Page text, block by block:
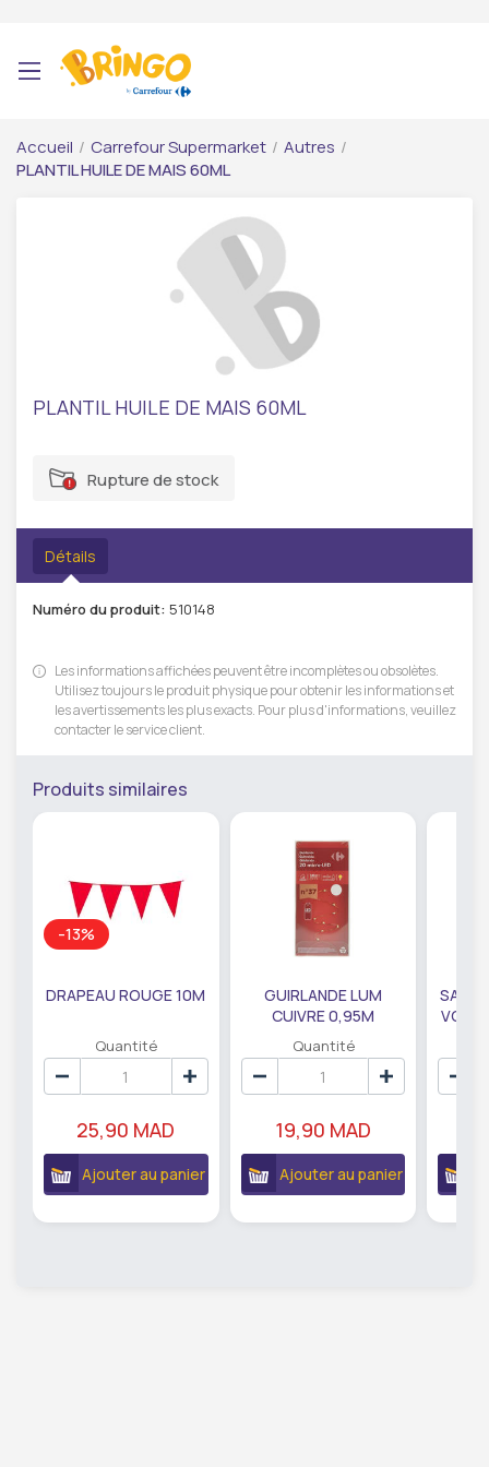
Accueil / Carrefour Supermarket / Autres /
PLANTIL HUILE DE MAIS 60ML
PLANTIL HUILE DE MAIS 60ML
Rupture de stock
Détails
Numéro du produit: 510148
Les informations affichées peuvent être incomplètes ou obsolètes.
Utilisez toujours le produit physique pour obtenir les informations et
les avertissements les plus exacts. Pour plus d'informations, veuillez
contacter le service client.
Produits similaires
-13%
DRAPEAU ROUGE 10M
Quantité
25,90 MAD
Ajouter au panier
GUIRLANDE LUM
CUIVRE 0,95M
DE79207
Quantité
19,90 MAD
Ajouter au panier